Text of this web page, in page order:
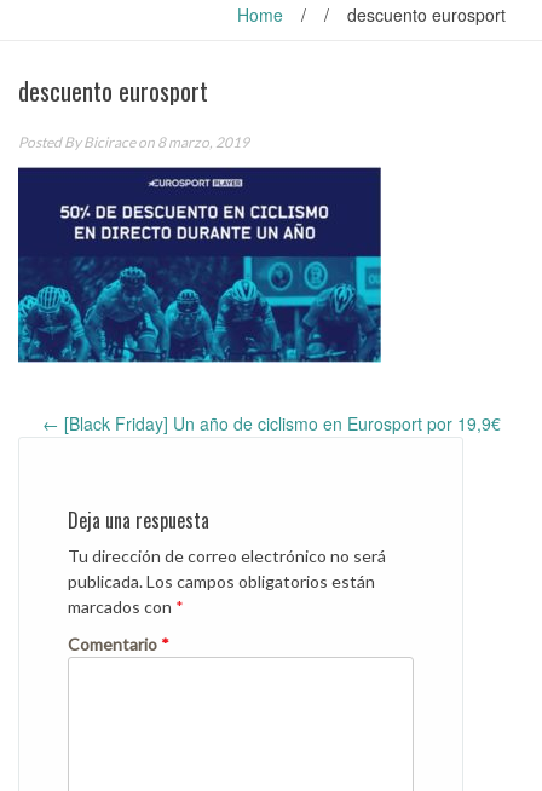
Home / / descuento eurosport
descuento eurosport
Posted ByBiciraceon 8 marzo, 2019
Post
← [Black Friday] Un año de ciclismo en Eurosport por 19,9€
Deja una respuesta
Tu dirección de correo electrónico no será
publicada.Los campos obligatorios están
marcados con *
Comentario *